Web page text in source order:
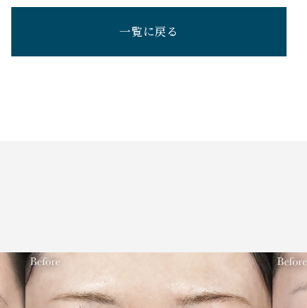
一覧に戻る